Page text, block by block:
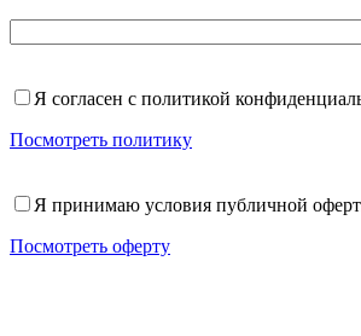
Я согласен с политикой
Посмотреть политику
Я принимаю условия публичной
Посмотреть оферту